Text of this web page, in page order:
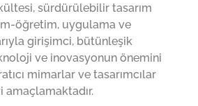
sürdürülebilir tasarım
öğretim, uygulama ve
girişimci, bütünleşik
ve inovasyonun önemini
mimarlar ve tasarımcılar